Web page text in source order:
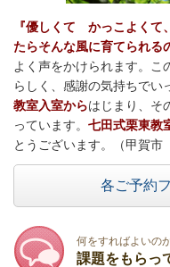
『優しくて かっこよくて
たらそんな風に育てられる
よく声をかけられます。こ
らしく、感謝の気持ちでい
教室入室からはじまり、そ
っています。 七田式栗東教
とうございます。
（甲賀
各ご予約
何をすればよいの
課題をもらっ